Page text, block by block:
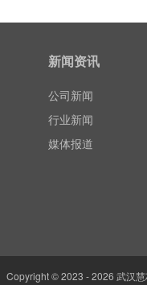
新闻资讯
公司新闻
行业新闻
媒体报道
Copyright © 2023 - 2026 武汉